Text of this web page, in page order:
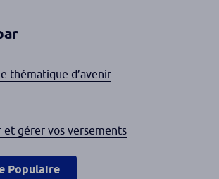
thématique d’avenir
et gérer vos versements
Populaire